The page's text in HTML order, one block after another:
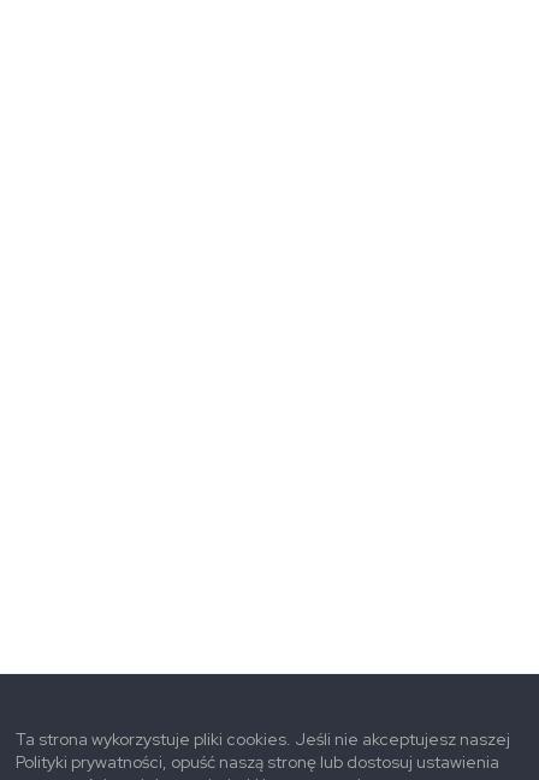
Ta strona wykorzystuje pliki cookies. Jeśli nie akceptujesz naszej
Polityki prywatności, opuść naszą stronę lub dostosuj ustawienia